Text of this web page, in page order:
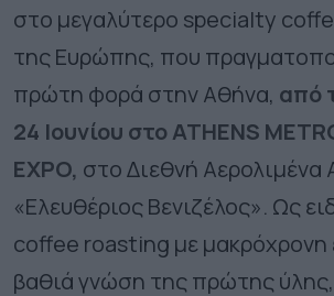
στο μεγαλύτερο specialty
της Ευρώπης, που
πρώτη φορά στην Αθήνα, από
24 Ιουνίου στο ATHENS
EXPO, στο Διεθνή
«Ελευθέριος Βενιζέλος». Ως
coffee roasting με μακρόχρονη
βαθιά γνώση της πρώτης